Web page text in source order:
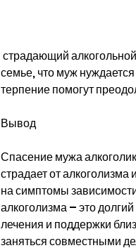
семье, что муж
терпение помогут
Вывод
Спасение мужа
страдает от
на симптомы
алкоголизма – это
лечения и поддержки
заняться совместными